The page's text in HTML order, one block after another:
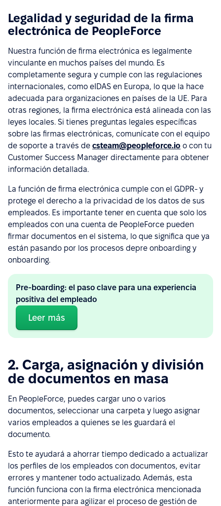
Legalidad y seguridad de la firma
electrónica de PeopleForce
Nuestra función de firma electrónica es legalmente
vinculante en muchos países del mundo. Es
completamente segura y cumple con las regulaciones
internacionales, como eIDAS en Europa, lo que la hace
adecuada para organizaciones en países de la UE. Para
otras regiones, la firma electrónica está alineada con las
leyes locales. Si tienes preguntas legales específicas
sobre las firmas electrónicas, comunícate con el equipo
de soporte a través de csteam@peopleforce.io o con tu
Customer Success Manager directamente para obtener
información detallada.
La función de firma electrónica cumple con el GDPR- y
protege el derecho a la privacidad de los datos de sus
empleados. Es importante tener en cuenta que solo los
empleados con una cuenta de PeopleForce pueden
firmar documentos en el sistema, lo que significa que ya
están pasando por los procesos depre onboarding y
onboarding.
Pre-boarding: el paso clave para una experiencia
positiva del empleado
Leer más
2. Carga, asignación y división
de documentos en masa
En PeopleForce, puedes cargar uno o varios
documentos, seleccionar una carpeta y luego asignar
varios empleados a quienes se les guardará el
documento.
Esto te ayudará a ahorrar tiempo dedicado a actualizar
los perfiles de los empleados con documentos, evitar
errores y mantener todo actualizado. Además, esta
función funciona con la firma electrónica mencionada
anteriormente para agilizar el proceso de gestión de